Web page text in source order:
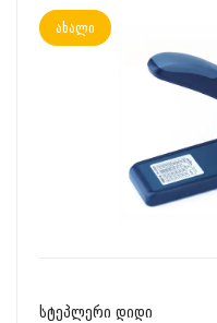
ახალი
სტეპლერი დიდი